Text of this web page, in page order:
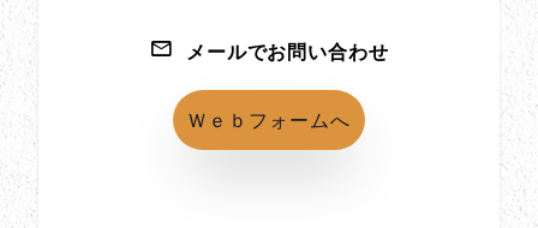
メールでお問い合わせ
Ｗｅｂフォームへ